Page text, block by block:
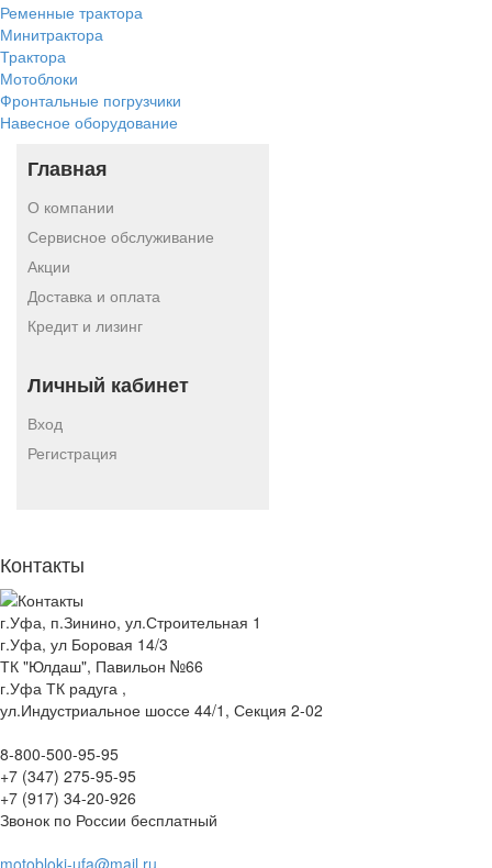
Ременные трактора
Минитрактора
Трактора
Мотоблоки
Фронтальные погрузчики
Навесное оборудование
Главная
О компании
Сервисное обслуживание
Акции
Доставка и оплата
Кредит и лизинг
Личный кабинет
Вход
Регистрация
Контакты
г.Уфа, п.Зинино, ул.Строительная 1
г.Уфа, ул Боровая 14/3
ТК "Юлдаш", Павильон №66
г.Уфа ТК радуга ,
ул.Индустриальное шоссе 44/1, Секция 2-02
8-800-500-95-95
+7 (347) 275-95-95
+7 (917) 34-20-926
Звонок по России бесплатный
motobloki-ufa@mail.ru